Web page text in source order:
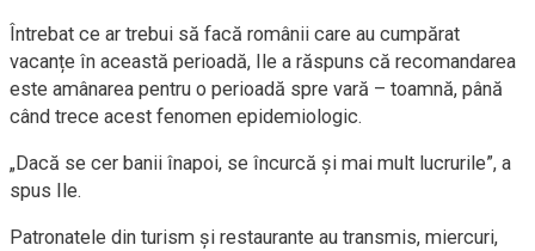
Întrebat ce ar trebui să facă românii care au cumpărat
vacanțe în această perioadă, Ile a răspuns că recomandarea
este amânarea pentru o perioadă spre vară – toamnă, până
când trece acest fenomen epidemiologic.
„Dacă se cer banii înapoi, se încurcă și mai mult lucrurile”, a
spus Ile.
Patronatele din turism şi restaurante au transmis, miercuri,